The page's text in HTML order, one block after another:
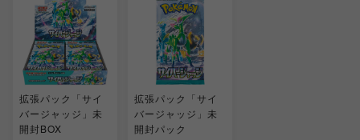
拡張パック「サイ
バージャッジ」未
開封BOX
拡張パック「サイ
バージャッジ」未
開封パック